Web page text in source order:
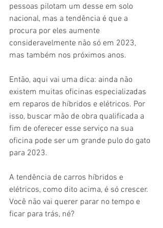
pessoas pilotam um desse em solo
nacional, mas a tendência é que a
procura por eles aumente
consideravelmente não só em 2023,
mas também nos próximos anos.
Então, aqui vai uma dica: ainda não
existem muitas oficinas especializadas
em reparos de híbridos e elétricos. Por
isso, buscar mão de obra qualificada a
fim de oferecer esse serviço na sua
oficina pode ser um grande pulo do gato
para 2023.
A tendência de carros híbridos e
elétricos, como dito acima, é só crescer.
Você não vai querer parar no tempo e
ficar para trás, né?